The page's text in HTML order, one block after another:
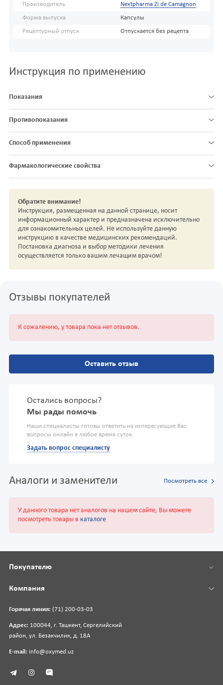
Производитель Nextpharma Zi de Camagnon
Форма выпуска Капсулы
Рецептурный отпуск Отпускается без рецепта
Инструкция по применению
Показания
Противопоказания
Способ применения
Фармакологические свойства
Обратите внимание!
Инструкция, размещенная на данной странице, носит
информационный характер и предназначена исключительно
для ознакомительных целей. Не используйте данную
инструкцию в качестве медицинских рекомендаций.
Постановка диагноза и выбор методики лечения
осуществляется только вашим лечащим врачом!
Отзывы покупателей
К сожалению, у товара пока нет отзывов.
Оставить отзыв
Остались вопросы?
Мы рады помочь
Наши специалисты готовы ответить на интересующие Вас
вопросы онлайн в любое время суток.
Задать вопрос специалисту
Аналоги и заменители Посмотреть все
У данного товара нет аналогов на нашем сайте, Вы можете
посмотреть товары в каталоге
Горячая линия: (71) 200-03-03
Адрес: 100044, г. Ташкент, Сергелийский
район, ул. Безакчилик, д. 18А
E-mail: info@oxymed.uz
Покупателю
Компания